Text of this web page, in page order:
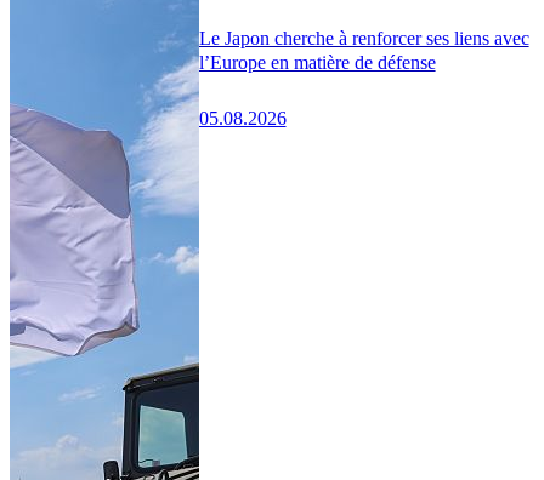
Le Japon cherche à renforcer ses liens avec
l’Europe en matière de défense
05.08.2026